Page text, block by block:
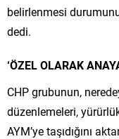
belirlenmesi
dedi.
‘ÖZEL OLARAK
CHP grubunun,
düzenlemeleri,
AYM’ye taşıdığını